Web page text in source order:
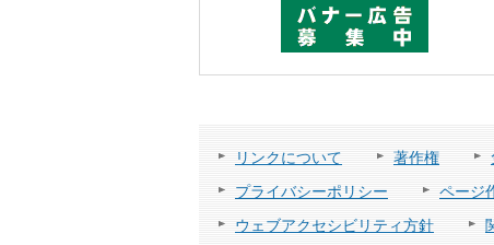
リンクについて 著作権
プライバシーポリシー
ページ
ウェブアクセシビリティ方針